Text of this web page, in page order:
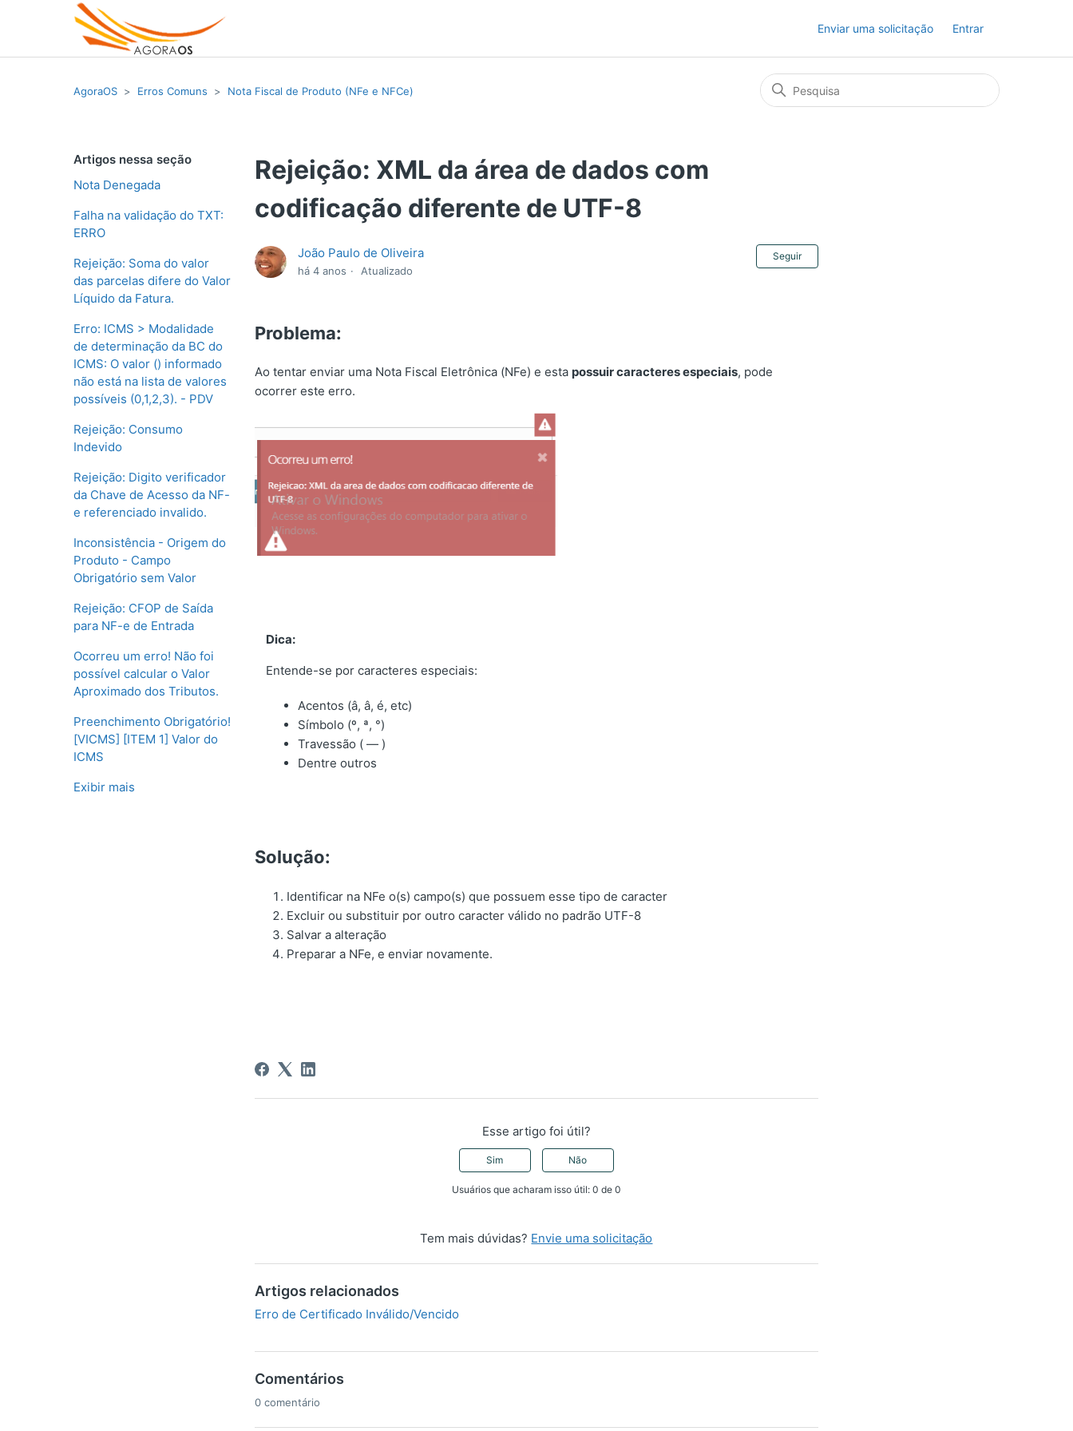
Enviar uma solicitação Entrar
AgoraOS Erros Comuns Nota Fiscal de Produto (NFe e NFCe)
Artigos nessa seção
Nota Denegada
Falha na validação do TXT:
ERRO
Rejeição: Soma do valor
das parcelas difere do Valor
Líquido da Fatura.
Erro: ICMS > Modalidade
de determinação da BC do
ICMS: O valor () informado
não está na lista de valores
possíveis (0,1,2,3). - PDV
Rejeição: Consumo
Indevido
Rejeição: Digito verificador
da Chave de Acesso da NF-
e referenciado invalido.
Inconsistência - Origem do
Produto - Campo
Obrigatório sem Valor
Rejeição: CFOP de Saída
para NF-e de Entrada
Ocorreu um erro! Não foi
possível calcular o Valor
Aproximado dos Tributos.
Preenchimento Obrigatório!
[VICMS] [ITEM 1] Valor do
ICMS
Exibir mais
Rejeição: XML da área de dados com
codificação diferente de UTF-8
João Paulo de Oliveira
há 4 anos Atualizado
Seguir
Problema:
Ao tentar enviar uma Nota Fiscal Eletrônica (NFe) e esta possuir caracteres especiais, pode
ocorrer este erro.
Dica:
Entende-se por caracteres especiais:
Acentos (â, â, é, etc)
Símbolo (º, ª, °)
Travessão ( — )
Dentre outros
Solução:
Identificar na NFe o(s) campo(s) que possuem esse tipo de caracter
Excluir ou substituir por outro caracter válido no padrão UTF-8
Salvar a alteração
Preparar a NFe, e enviar novamente.
Esse artigo foi útil?
Sim Não
Usuários que acharam isso útil: 0 de 0
Tem mais dúvidas? Envie uma solicitação
Artigos relacionados
Erro de Certificado Inválido/Vencido
Comentários
0 comentário